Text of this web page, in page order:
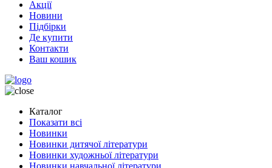
Акції
Новини
Підбірки
Де купити
Контакти
Ваш кошик
Каталог
Показати всі
Новинки
Новинки дитячої літератури
Новинки художньої літератури
Новинки навчальної літератури